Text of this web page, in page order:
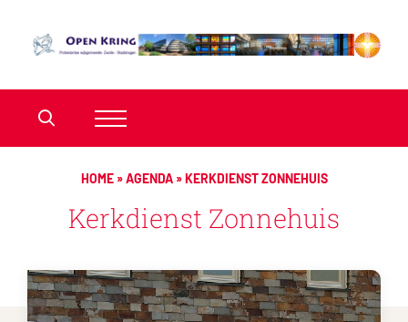
HOME»AGENDA»KERKDIENST ZONNEHUIS
Kerkdienst Zonnehuis